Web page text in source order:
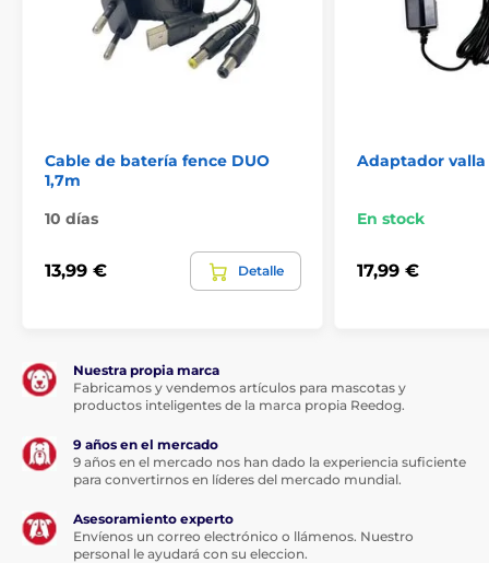
Cable de batería fence DUO
1,7m
10 días
13,99 € Detalle
Adaptador valla
En stock
17,99 €
Nuestra propia marca
Fabricamos y vendemos artículos para mascotas y
productos inteligentes de la marca propia Reedog.
9 años en el mercado
9 años en el mercado nos han dado la experiencia suficiente
para convertirnos en líderes del mercado mundial.
Asesoramiento experto
Envíenos un correo electrónico o llámenos. Nuestro
personal le ayudará con su eleccion.